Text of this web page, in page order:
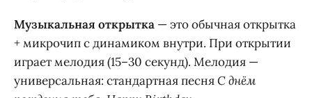
Музыкальная открытка — это обычная открытка
+ микрочип с динамиком внутри. При открытии
играет мелодия (15–30 секунд). Мелодия —
универсальная: стандартная песняС днём